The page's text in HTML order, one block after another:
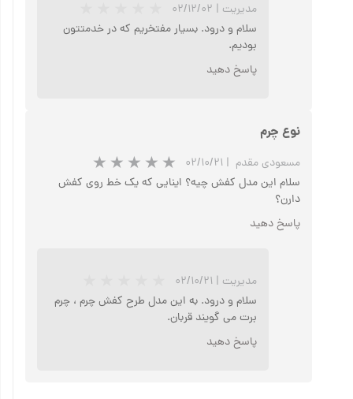
نوع چرم
مسعودی مقدم ‍ | ۰۲/۱۰/۲۱
سلام این مدل کفش چیه؟ اینایی که یک خط روی کفش
دارن؟
پاسخ دهید
مدیریت | ۰۲/۱۰/۲۱
سلام و درود. به این مدل طرح کفش چرم ، چرم
برت می گویند قربان.
پاسخ دهید
مدیریت | ۰۲/۱۲/۰۲
سلام و درود. بسیار مفتخریم که در خدمتتون
بودیم.
پاسخ دهید